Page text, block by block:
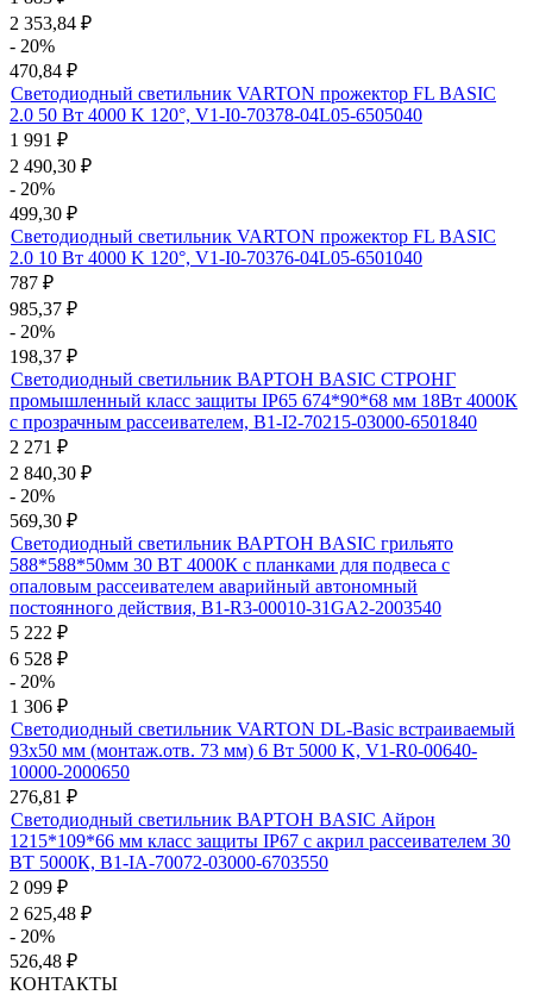
2 353,84 ₽
- 20%
470,84 ₽
Светодиодный светильник VARTON прожектор FL BASIC
2.0 50 Вт 4000 K 120°, V1-I0-70378-04L05-6505040
1 991 ₽
2 490,30 ₽
- 20%
499,30 ₽
Светодиодный светильник VARTON прожектор FL BASIC
2.0 10 Вт 4000 K 120°, V1-I0-70376-04L05-6501040
787 ₽
985,37 ₽
- 20%
198,37 ₽
Светодиодный светильник ВАРТОН BASIC СТРОНГ
промышленный класс защиты IP65 674*90*68 мм 18Вт 4000К
с прозрачным рассеивателем, B1-I2-70215-03000-6501840
2 271 ₽
2 840,30 ₽
- 20%
569,30 ₽
Светодиодный светильник ВАРТОН BASIC грильято
588*588*50мм 30 ВТ 4000К с планками для подвеса с
опаловым рассеивателем аварийный автономный
постоянного действия, B1-R3-00010-31GA2-2003540
5 222 ₽
6 528 ₽
- 20%
1 306 ₽
Светодиодный светильник VARTON DL-Basic встраиваемый
93х50 мм (монтаж.отв. 73 мм) 6 Вт 5000 K, V1-R0-00640-
10000-2000650
276,81 ₽
Светодиодный светильник ВАРТОН BASIC Айрон
1215*109*66 мм класс защиты IP67 с акрил рассеивателем 30
ВТ 5000К, B1-IA-70072-03000-6703550
2 099 ₽
2 625,48 ₽
- 20%
526,48 ₽
КОНТАКТЫ